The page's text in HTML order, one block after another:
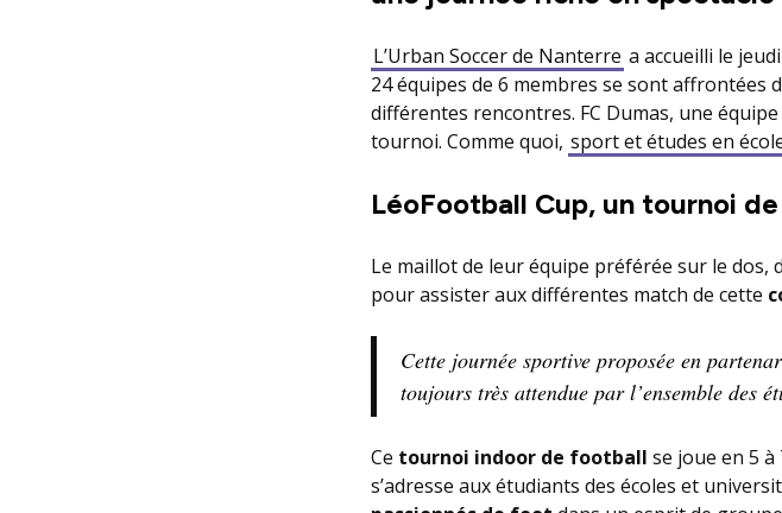
L’Urban Soccer de Nanterre a accueilli le
24 équipes de 6 membres se sont
différentes rencontres. FC Dumas, une
tournoi. Comme quoi, sport et études en
LéoFootball Cup, un tournoi
Le maillot de leur équipe préférée sur le
pour assister aux différentes match de cette
Cette journée sportive proposée en
toujours très attendue par l’ensemble des
Ce tournoi indoor de football se joue en 5
s’adresse aux étudiants des écoles et